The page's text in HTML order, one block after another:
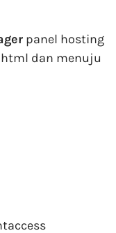
panel hosting
dan menuju